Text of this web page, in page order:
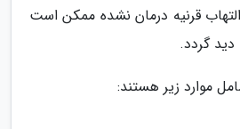
قرنیه درمان نشده ممکن است
گردد.
موارد زیر هستند: